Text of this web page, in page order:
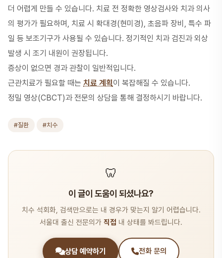
더 어렵게 만들 수 있습니다. 치료 전 정확한 영상검사와 치과 의사
의 평가가 필요하며, 치료 시 확대경(현미경), 초음파 장비, 특수 파
일 등 보조기구가 사용될 수 있습니다. 정기적인 치과 검진과 외상
발생 시 조기 내원이 권장됩니다.
증상이 없으면 경과 관찰이 일반적입니다.
근관치료가 필요할 때는 치료 계획이 복잡해질 수 있습니다.
정밀 영상(CBCT)과 전문의 상담을 통해 결정하시기 바랍니다.
#질환 #치수
🦷
이 글이 도움이 되셨나요?
치수 석회화, 검색만으로는 내 경우가 맞는지 알기 어렵습니다.
서울대 출신 전문의가 직접 내 상태를 봐드립니다.
상담 예약하기 전화 문의